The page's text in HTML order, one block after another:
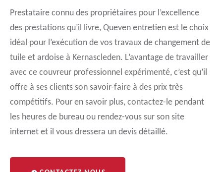
Prestataire connu des propriétaires pour l’excellence
des prestations qu’il livre, Queven entretien est le choix
idéal pour l’exécution de vos travaux de changement de
tuile et ardoise à Kernascleden. L’avantage de travailler
avec ce couvreur professionnel expérimenté, c’est qu’il
offre à ses clients son savoir-faire à des prix très
compétitifs. Pour en savoir plus, contactez-le pendant
les heures de bureau ou rendez-vous sur son site
internet et il vous dressera un devis détaillé.